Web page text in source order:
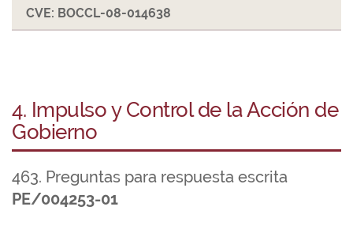
CVE: BOCCL-08-014638
4. Impulso y Control de la Acción de
Gobierno
463. Preguntas para respuesta escrita
PE/004253-01